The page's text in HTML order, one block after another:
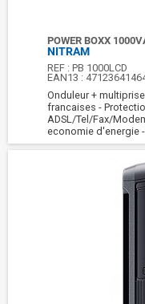
POWER BOXX
NITRAM
REF :PB 1000LCD
EAN13 :
Onduleur +
francaises -
ADSL/Tel/Fax/
economie d'energie -